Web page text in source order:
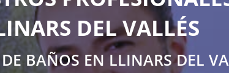
DEL VALLÉS
BAÑOS EN LLINARS DEL